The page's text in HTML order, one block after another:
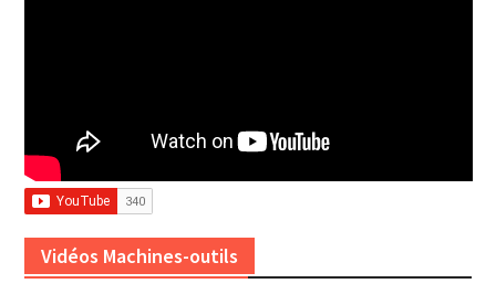
Vidéos Machines-outils